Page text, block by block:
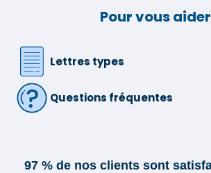
Pour vous aider
Lettres types
Questions fréquentes